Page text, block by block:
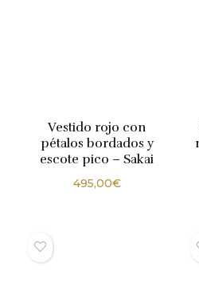
Vestido rojo con
pétalos bordados y
escote pico – Sakai
495,00€